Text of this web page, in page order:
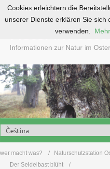
o
c
n
t
e
n
Natur im
Informationen zur Natur im
wer macht was?
Naturschutzstation
Der Seidelbast blüht
Cookies erleichtern die
unserer Dienste erklären Sie sich
verwenden.